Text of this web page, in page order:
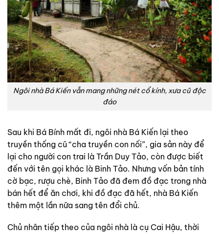
Ngôi nhà Bá Kiến vẫn mang những nét cổ kính, xưa cũ độc
đáo
Sau khi Bá Bính mất đi, ngôi nhà Bá Kiến lại theo
truyền thống cũ “cha truyền con nối”, gia sản này để
lại cho người con trai là Trần Duy Tảo, còn được biết
đến với tên gọi khác là Binh Tảo. Nhưng vốn bản tính
cờ bạc, rượu chè, Binh Tảo đã đem đồ đạc trong nhà
bán hết để ăn chơi, khi đồ đạc đã hết, nhà Bá Kiến
thêm một lần nữa sang tên đổi chủ.
Chủ nhân tiếp theo của ngôi nhà là cụ Cai Hậu, thời